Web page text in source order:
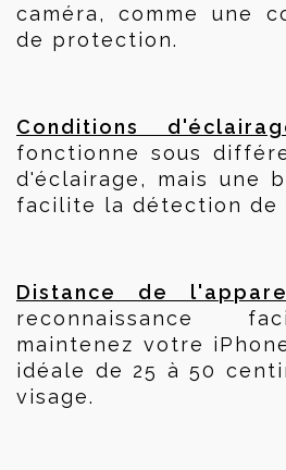
caméra, comme une
de protection.
Conditions
fonctionne sous
d'éclairage, mais une
facilite la détection de
Distance de
reconnaissance
maintenez votre
idéale de 25 à 50
visage.